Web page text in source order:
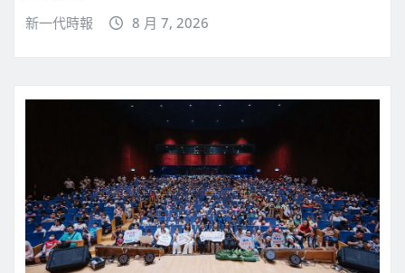
新一代時報 8 月 7, 2026